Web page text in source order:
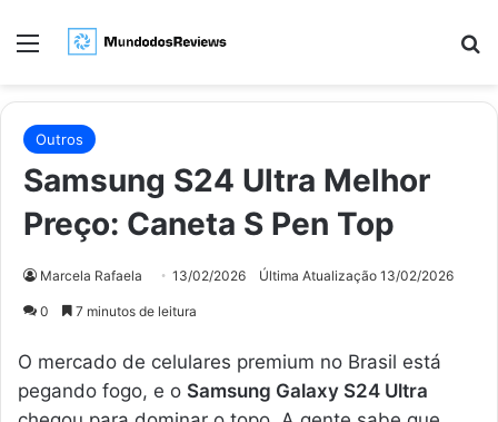
Menu
Outros
Samsung S24 Ultra Melhor
Preço: Caneta S Pen Top
Marcela Rafaela 13/02/2026 Última Atualização 13/02/2026
0 7 minutos de leitura
O mercado de celulares premium no Brasil está
pegando fogo, e o Samsung Galaxy S24 Ultra